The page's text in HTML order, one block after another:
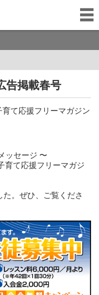
告掲載春号
て応援フリーマガジン
ッセージ 〜
育て応援フリーマガジ
。ぜひ、ご覧くださ